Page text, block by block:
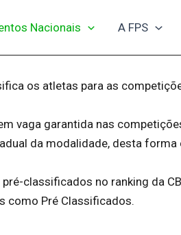
Nacionais A FPS
os atletas para as
vaga garantida nas
da modalidade, desta
classificados no ranking da
como Pré Classificados.